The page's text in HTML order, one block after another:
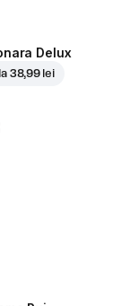
Delux
38,99 lei